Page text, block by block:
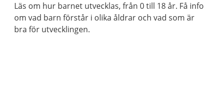
Läs om hur barnet utvecklas, från 0 till 18 år. Få info
om vad barn förstår i olika åldrar och vad som är
bra för utvecklingen.